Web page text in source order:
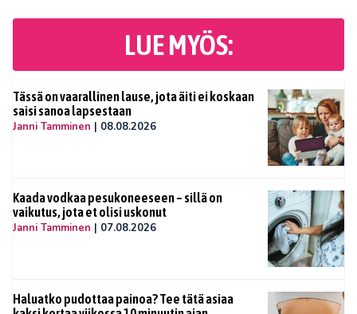
LUE MYÖS:
Tässä on vaarallinen lause, jota äiti ei koskaan
saisi sanoa lapsestaan
Janni Tamminen | 08.08.2026
Kaada vodkaa pesukoneeseen – sillä on
vaikutus, jota et olisi uskonut
Janni Tamminen | 07.08.2026
Haluatko pudottaa painoa? Tee tätä asiaa